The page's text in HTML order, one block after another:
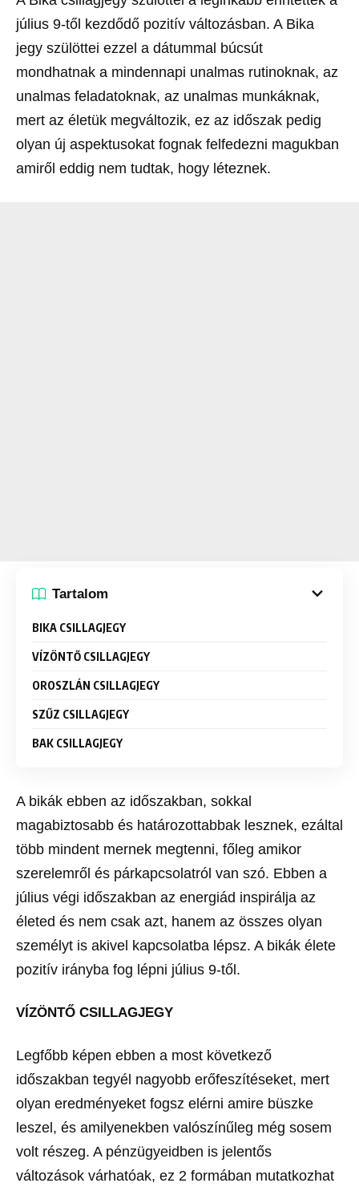
július 9-től kezdődő pozitív változásban. A Bika
jegy szülöttei ezzel a dátummal búcsút
mondhatnak a mindennapi unalmas rutinoknak, az
unalmas feladatoknak, az unalmas munkáknak,
mert az életük megváltozik, ez az időszak pedig
olyan új aspektusokat fognak felfedezni magukban
amiről eddig nem tudtak, hogy léteznek.
Tartalom
BIKA CSILLAGJEGY
VÍZÖNTŐ CSILLAGJEGY
OROSZLÁN CSILLAGJEGY
SZŰZ CSILLAGJEGY
BAK CSILLAGJEGY
A bikák ebben az időszakban, sokkal
magabiztosabb és határozottabbak lesznek, ezáltal
több mindent mernek megtenni, főleg amikor
szerelemről és párkapcsolatról van szó. Ebben a
július végi időszakban az energiád inspirálja az
életed és nem csak azt, hanem az összes olyan
személyt is akivel kapcsolatba lépsz. A bikák élete
pozitív irányba fog lépni július 9-től.
VÍZÖNTŐ CSILLAGJEGY
Legfőbb képen ebben a most következő
időszakban tegyél nagyobb erőfeszítéseket, mert
olyan eredményeket fogsz elérni amire büszke
leszel, és amilyenekben valószínűleg még sosem
volt részeg. A pénzügyeidben is jelentős
változások várhatóak, ez 2 formában mutatkozhat